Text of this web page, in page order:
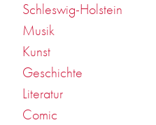
Schleswig-Holstein
Musik
Kunst
Geschichte
Literatur
Comic